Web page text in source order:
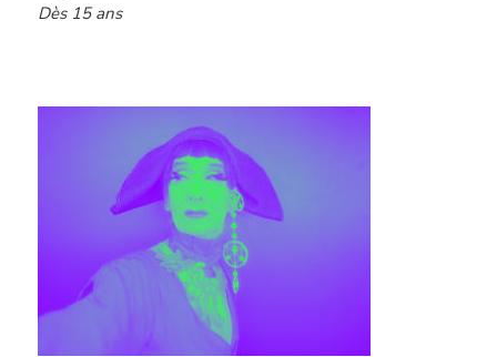
Dès 15 ans